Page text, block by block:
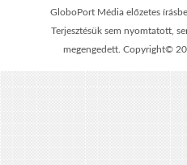
GloboPort Média előzetes
Terjesztésük sem nyomtatott,
megengedett. Copyright©